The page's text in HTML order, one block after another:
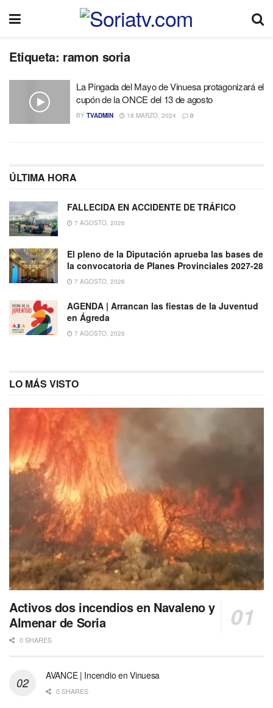
Etiqueta: ramon soria
La Pingada del Mayo de Vinuesa protagonizará el
cupón de la ONCE del 13 de agosto
BY TVADMIN 18 MARZO, 2024 0
ÚLTIMA HORA
FALLECIDA EN ACCIDENTE DE TRÁFICO
7 AGOSTO, 2026
El pleno de la Diputación aprueba las bases de
la convocatoria de Planes Provinciales 2027-28
7 AGOSTO, 2026
AGENDA | Arrancan las fiestas de la Juventud
en Ágreda
7 AGOSTO, 2026
LO MÁS VISTO
Activos dos incendios en Navaleno y
Almenar de Soria
0 SHARES
AVANCE | Incendio en Vinuesa
0 SHARES